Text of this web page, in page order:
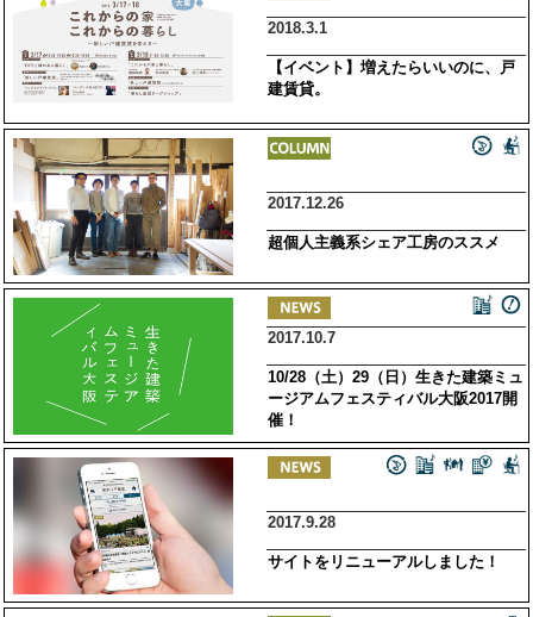
2018.3.1
【イベント】増えたらいいのに、戸
建賃貸。
2017.12.26
超個人主義系シェア工房のススメ
2017.10.7
10/28（土）29（日）生きた建築ミュ
ージアムフェスティバル大阪2017開
催！
2017.9.28
サイトをリニューアルしました！